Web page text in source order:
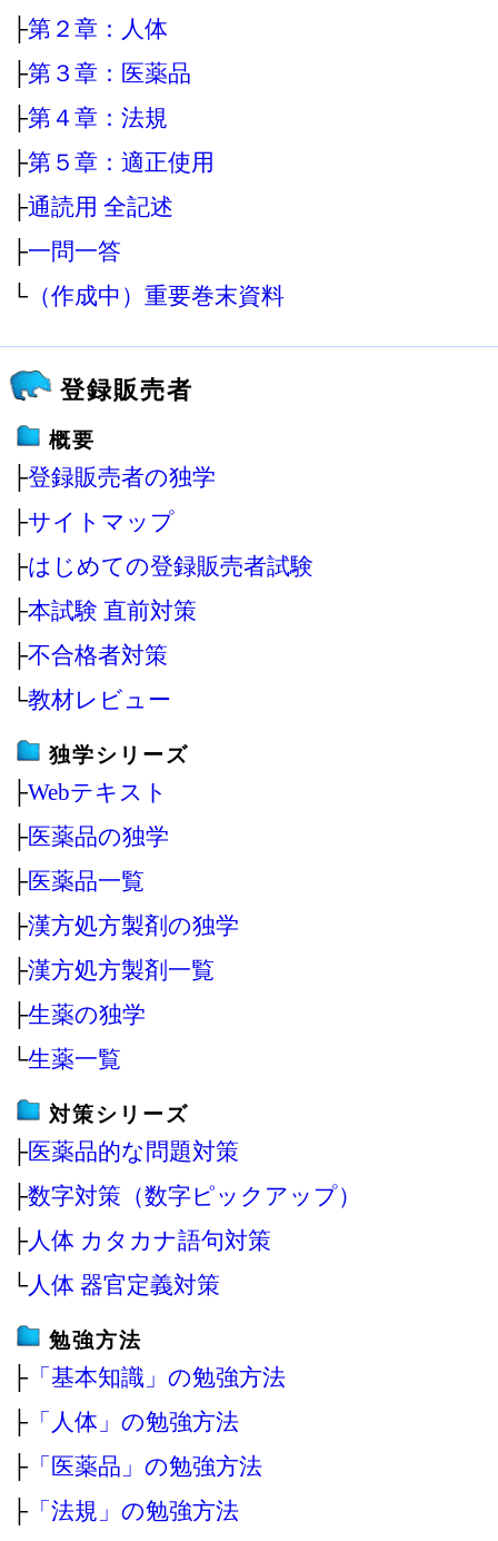
├第２章：人体
├第３章：医薬品
├第４章：法規
├第５章：適正使用
├通読用 全記述
├一問一答
└ （作成中）重要巻末資料
登録販売者
概要
├登録販売者の独学
├サイトマップ
├はじめての登録販売者試験
├本試験 直前対策
├不合格者対策
└教材レビュー
独学シリーズ
├Webテキスト
├医薬品の独学
├医薬品一覧
├漢方処方製剤の独学
├漢方処方製剤一覧
├生薬の独学
└生薬一覧
対策シリーズ
├医薬品的な問題対策
├数字対策（数字ピックアップ）
├人体 カタカナ語句対策
└人体 器官定義対策
勉強方法
├ 「基本知識」の勉強方法
├ 「人体」の勉強方法
├ 「医薬品」の勉強方法
├ 「法規」の勉強方法